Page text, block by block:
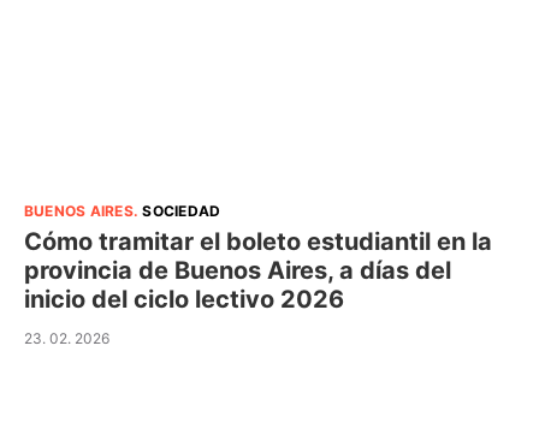
BUENOS AIRES.SOCIEDAD
Cómo tramitar el boleto estudiantil en la
provincia de Buenos Aires, a días del
inicio del ciclo lectivo 2026
23. 02. 2026